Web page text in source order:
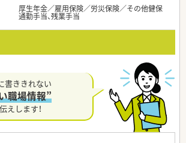
厚生年金／雇用保険／労災保険／その他健保
通勤手当、残業手当
書ききれない
職場情報”
えします！